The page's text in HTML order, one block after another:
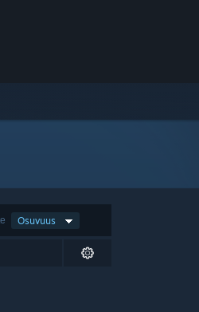
Osuvuus